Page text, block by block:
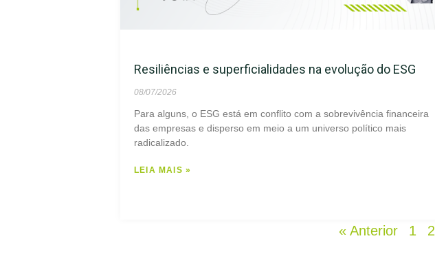
Resiliências e superficialidades na evolução do ESG
08/07/2026
Para alguns, o ESG está em conflito com a sobrevivência financeira
das empresas e disperso em meio a um universo político mais
radicalizado.
LEIA MAIS »
« Anterior 1 2